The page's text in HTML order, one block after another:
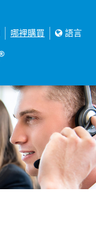
哪裡購買 語言